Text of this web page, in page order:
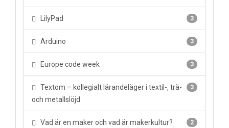
3
LilyPad
3
Arduino
3
Europe code week
3
Textom – kollegialt lärandeläger i textil-, trä-
och metallslöjd
2
Vad är en maker och vad är makerkultur?